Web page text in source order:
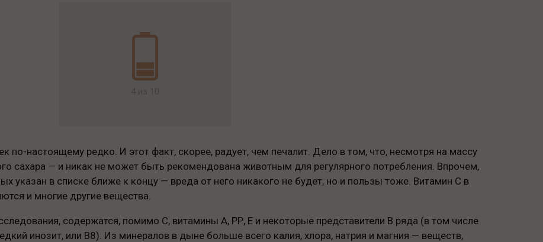
по-настоящему редко. И этот факт, скорее, радует, чем печалит. Дело в том, что, несмотря на массу
сахара — и никак не может быть рекомендована животным для регулярного потребления. Впрочем,
указан в списке ближе к концу — вреда от него никакого не будет, но и пользы тоже. Витамин C в
и многие другие вещества.
содержатся, помимо С, витамины A, РР, Е и некоторые представители B ряда (в том числе
инозит, или B8). Из минералов в дыне больше всего калия, хлора, натрия и магния — веществ,